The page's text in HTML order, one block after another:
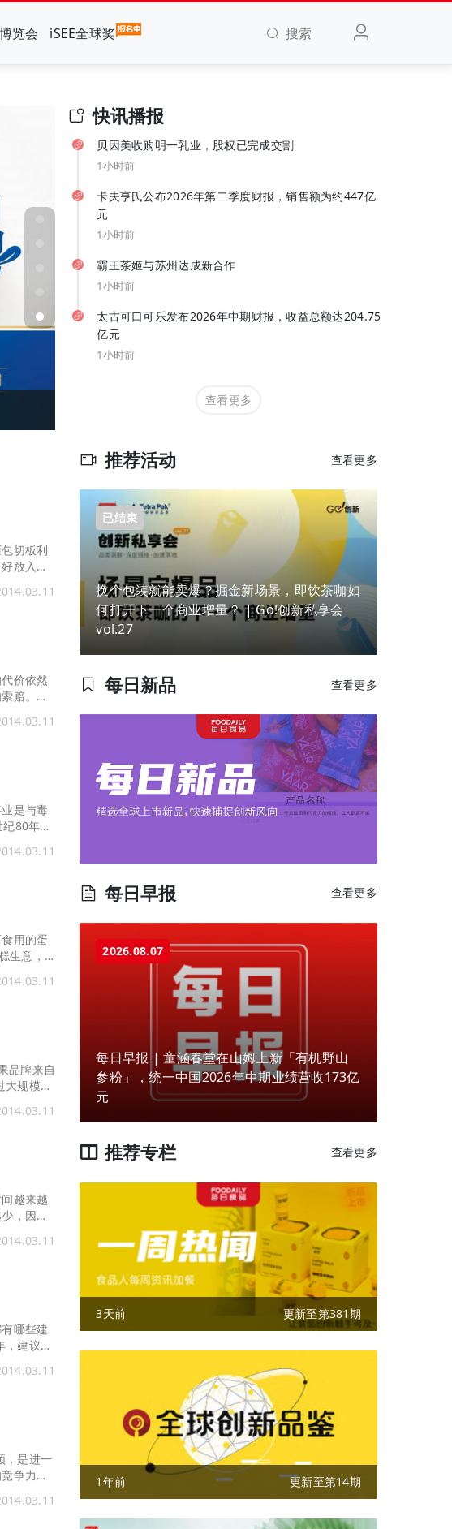
览会 iSEE全球奖 搜索
快讯播报
贝因美收购明一乳业，股权已完成交割
1小时前
卡夫亨氏公布2026年第二季度财报，销售额为约447亿
元
1小时前
霸王茶姬与苏州达成新合作
1小时前
太古可口可乐发布2026年中期财报，收益总额达204.75
亿元
1小时前
查看更多
切板利
放入凹
价依然
赔。在
是与毒
80年
用的蛋
生意，
品牌来自
规模广
越来越
，因此
哪些建
建议从
，是进一
争力而
推荐活动 查看更多
已结束
换个包装就能卖爆？掘金新场景，即饮茶咖如
何打开下一个商业增量？ | Go!创新私享会
vol.27
每日新品 查看更多
每日早报 查看更多
2026.08.07
每日早报 | 童涵春堂在山姆上新「有机野山
参粉」，统一中国2026年中期业绩营收173亿
元
推荐专栏 查看更多
3天前 更新至第381期
1年前 更新至第14期